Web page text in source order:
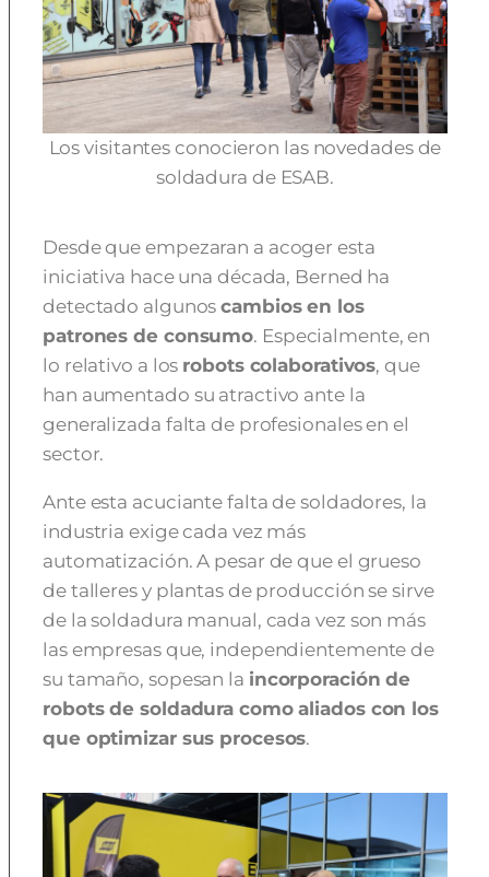
Los visitantes conocieron las novedades de
soldadura de ESAB.
Desde que empezaran a acoger esta
iniciativa hace una década, Berned ha
detectado algunoscambios en los
patrones de consumo. Especialmente, en
lo relativo a los robots colaborativos, que
han aumentado su atractivo ante la
generalizada falta de profesionales en el
sector.
Ante esta acuciante falta de soldadores, la
industria exige cada vez más
automatización. A pesar de que el grueso
de talleres y plantas de producción se sirve
de la soldadura manual, cada vez son más
las empresas que, independientemente de
su tamaño, sopesan la incorporación de
robots de soldadura como aliados con los
que optimizar sus procesos.